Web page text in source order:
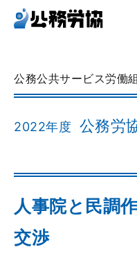
公務公共サービス労働
2022年度 公務労
人事院と民調
交渉